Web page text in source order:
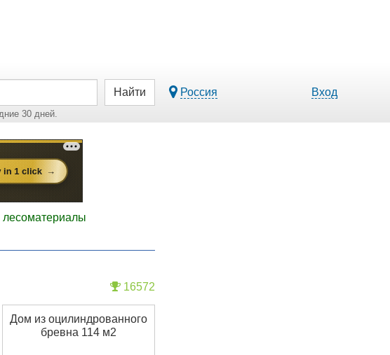
30 дней.
Найти Россия Вход
16572
Дом из оцилиндрованного
бревна 114 м2